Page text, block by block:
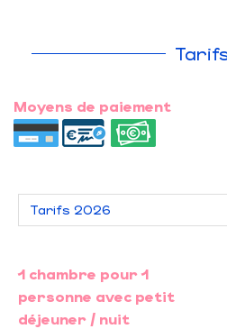
Moyens de paiement
1 chambre pour 1
personne avec petit
déjeuner / nuit